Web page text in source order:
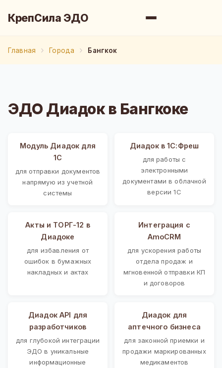
КрепСила ЭДО
Главная Города Бангкок
ЭДО Диадок в Бангкоке
Модуль Диадок для
1С
для отправки документов
напрямую из учетной
системы
Диадок в 1С:Фреш
для работы с
электронными
документами в облачной
версии 1С
Акты и ТОРГ-12 в
Диадоке
для избавления от
ошибок в бумажных
накладных и актах
Интеграция с
AmoCRM
для ускорения работы
отдела продаж и
мгновенной отправки КП
и договоров
Диадок API для
разработчиков
для глубокой интеграции
ЭДО в уникальные
информационные
Диадок для
аптечного бизнеса
для законной приемки и
продажи маркированных
медикаментов